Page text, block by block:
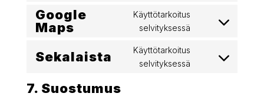
service
Google
Maps
Käyttötarkoitus
selvityksessä
Consent
service
Sekalaista
Käyttötarkoitus
selvityksessä
Consent
7. Suostumus